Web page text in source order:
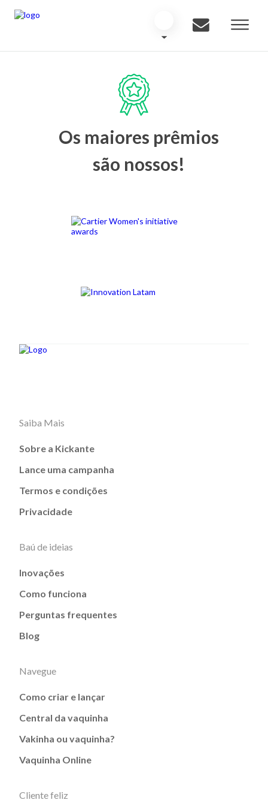
Os maiores prêmios
são nossos!
Saiba Mais
Sobre a Kickante
Lance uma campanha
Termos e condições
Privacidade
Baú de ideias
Inovações
Como funciona
Perguntas frequentes
Blog
Navegue
Como criar e lançar
Central da vaquinha
Vakinha ou vaquinha?
Vaquinha Online
Cliente feliz